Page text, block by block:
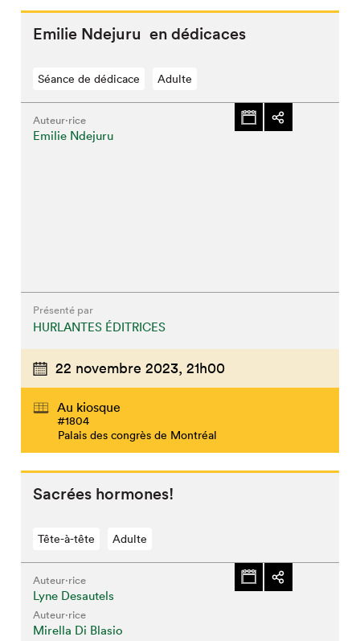
Emilie Ndejuru en dédicaces
Séance de dédicace Adulte
Auteur·rice
Emilie Ndejuru
Présenté par
HURLANTES ÉDITRICES
22 novembre 2023, 21h00
Au kiosque
#1804
Palais des congrès de Montréal
Sacrées hormones!
Tête-à-tête Adulte
Auteur·rice
Lyne Desautels
Auteur·rice
Mirella Di Blasio